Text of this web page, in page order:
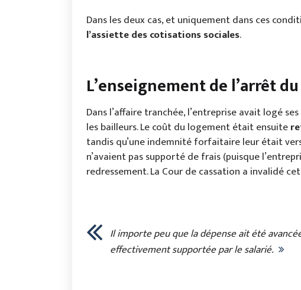
Dans les deux cas, et uniquement dans ces
l’assiette des cotisations sociales.
L’enseignement de l’arrêt
Dans l’affaire tranchée, l’entreprise avait logé
les bailleurs. Le coût du logement était ensuite
tandis qu’une indemnité forfaitaire leur était
n’avaient pas supporté de frais (puisque
redressement. La Cour de cassation a invalidé
Il importe peu que la dépense ait été
effectivement supportée par le salarié.